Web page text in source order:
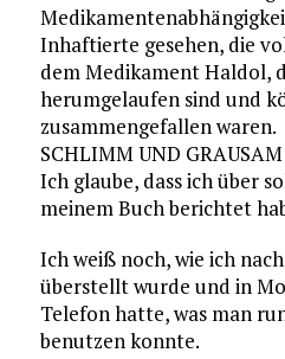
Inhaftierte gesehen, die
dem Medikament Haldol,
herumgelaufen sind und
zusammengefallen waren.
SCHLIMM UND
Ich glaube, dass ich über
meinem Buch berichtet
Ich weiß noch, wie ich
überstellt wurde und in
Telefon hatte, was man
benutzen konnte.